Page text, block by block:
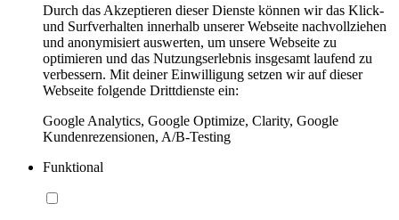
Durch das Akzeptieren dieser Dienste können wir das Klick-
und Surfverhalten innerhalb unserer Webseite nachvollziehen
und anonymisiert auswerten, um unsere Webseite zu
optimieren und das Nutzungserlebnis insgesamt laufend zu
verbessern. Mit deiner Einwilligung setzen wir auf dieser
Webseite folgende Drittdienste ein:
Google Analytics, Google Optimize, Clarity, Google
Kundenrezensionen, A/B-Testing
Funktional